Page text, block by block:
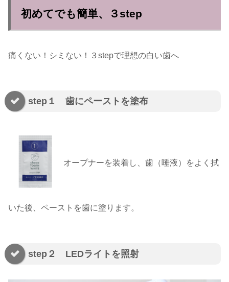
初めてでも簡単、３step
痛くない！シミない！３stepで理想の白い歯へ
step１ 歯にペーストを塗布
オープナーを装着し、歯（唾液）をよく拭
いた後、ペーストを歯に塗ります。
step２ LEDライトを照射